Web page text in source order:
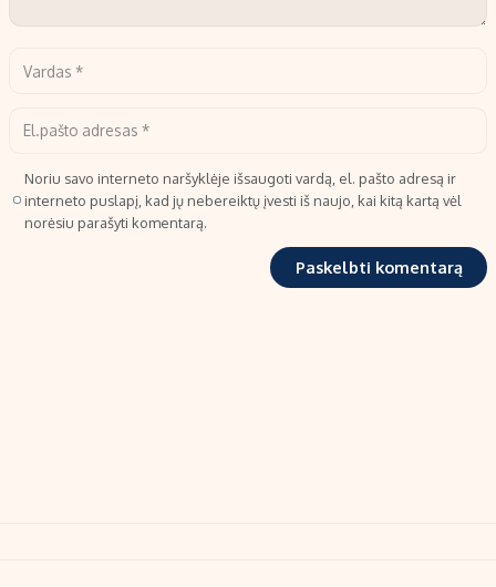
Noriu savo interneto naršyklėje išsaugoti vardą, el. pašto adresą ir
interneto puslapį, kad jų nebereiktų įvesti iš naujo, kai kitą kartą vėl
norėsiu parašyti komentarą.